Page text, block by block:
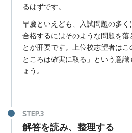
るはずです。
早慶といえども、入試問題の多く
合格するにはそのような問題を落
とが肝要です。上位校志望者は
ところは確実に取る」という意
ょう。
解答を読み、整理する